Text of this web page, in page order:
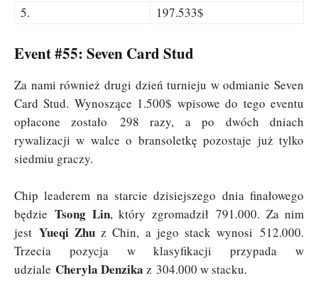
5.
197.533$
Event #55: Seven Card Stud
Za nami również drugi dzień turnieju w odmianie Seven
Card Stud. Wynoszące 1.500$ wpisowe do tego eventu
opłacone zostało 298 razy, a po dwóch dniach
rywalizacji w walce o bransoletkę pozostaje już tylko
siedmiu graczy.
Chip leaderem na starcie dzisiejszego dnia finałowego
będzieTsong Lin, który zgromadził 791.000. Za nim
jest Yueqi Zhu z Chin, a jego stack wynosi 512.000.
Trzecia pozycja w klasyfikacji przypada w
udziale Cheryla Denzika z 304.000 w stacku.